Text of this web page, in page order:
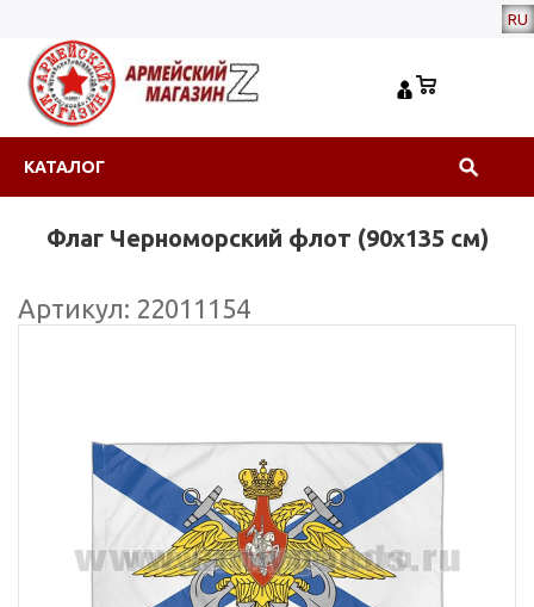
RU
КАТАЛОГ
Флаг Черноморский флот (90x135 см)
Артикул: 22011154